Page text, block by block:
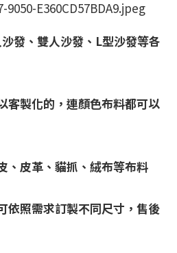
發、雙人沙發、L型沙發等各
客製化的， 連顏色布料都可以
、皮革、貓抓、絨布等布料
依照需求訂製不同尺寸，售後